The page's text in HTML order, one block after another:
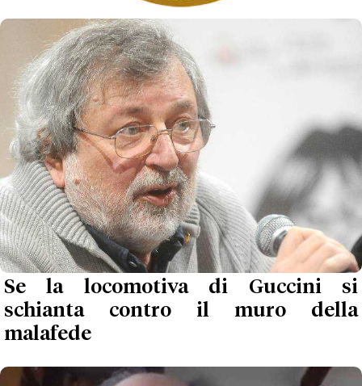
Se la locomotiva di Guccini si
schianta contro il muro della
malafede